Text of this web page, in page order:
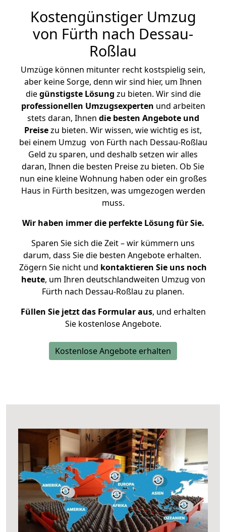
Kostengünstiger Umzug
von Fürth nach Dessau-
Roßlau
Umzüge können mitunter recht kostspielig sein,
aber keine Sorge, denn wir sind hier, um Ihnen
diegünstigste Lösung zu bieten. Wir sind die
professionellen Umzugsexperten und arbeiten
stets daran, Ihnen die besten Angebote und
Preisezu bieten. Wir wissen, wie wichtig es ist,
bei einem Umzug von Fürth nach Dessau-Roßlau
Geld zu sparen, und deshalb setzen wir alles
daran, Ihnen die besten Preise zu bieten. Ob Sie
nun eine kleine Wohnung haben oder ein großes
Haus in Fürth besitzen, was umgezogen werden
muss.
Wir haben immer die perfekte Lösung für Sie.
Sparen Sie sich die Zeit – wir kümmern uns
darum, dass Sie die besten Angebote erhalten.
Zögern Sie nicht und kontaktieren Sie uns noch
heute, um Ihren deutschlandweiten Umzug von
Fürth nach Dessau-Roßlau zu planen.
Füllen Sie jetzt das Formular aus, und erhalten
Sie kostenlose Angebote.
Kostenlose Angebote erhalten